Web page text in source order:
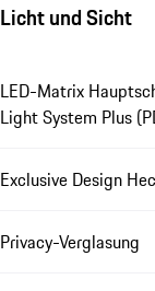
Licht und Sicht
LED-Matrix
Light System Plus
Exclusive Design
Privacy-Verglasung